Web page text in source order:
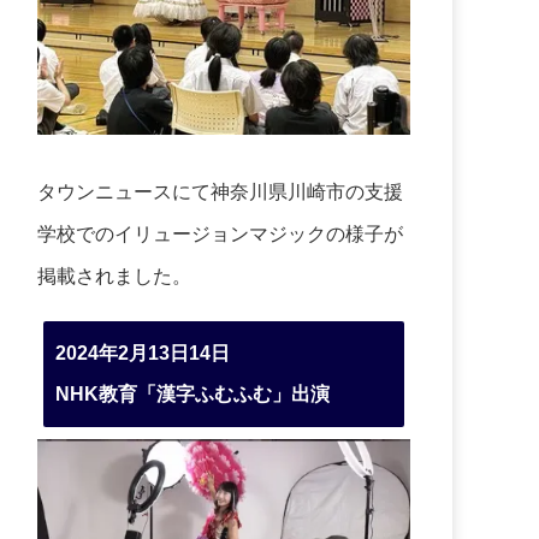
タウンニュースにて神奈川県川崎市の支援
学校でのイリュージョンマジックの様子が
掲載されました。
2024年2月13日14日
NHK教育「漢字ふむふむ」出演